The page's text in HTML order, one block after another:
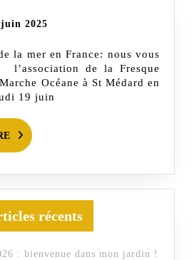
juin 2025
19
juin
2025
la mer en France: nous vous
l’association de la Fresque
Océane à St Médard en
19 juin
READ
MORE
récents
: bienvenue dans mon jardin !